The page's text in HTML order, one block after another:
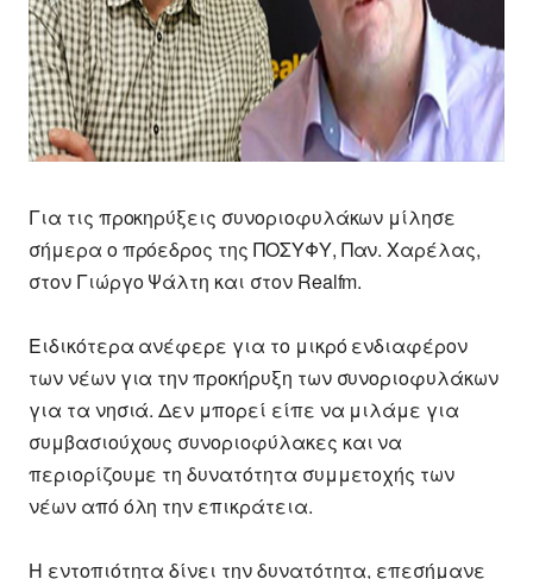
Για τις προκηρύξεις συνοριοφυλάκων μίλησε
σήμερα ο πρόεδρος της ΠΟΣΥΦΥ, Παν. Χαρέλας,
στον Γιώργο Ψάλτη και στον Realfm.
Ειδικότερα ανέφερε για το μικρό ενδιαφέρον
των νέων για την προκήρυξη των συνοριοφυλάκων
για τα νησιά. Δεν μπορεί είπε να μιλάμε για
συμβασιούχους συνοριοφύλακες και να
περιορίζουμε τη δυνατότητα συμμετοχής των
νέων από όλη την επικράτεια.
Η εντοπιότητα δίνει την δυνατότητα, επεσήμανε